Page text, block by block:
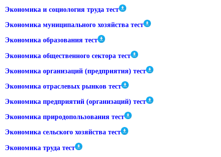
Экономика и социология труда тест
Экономика муниципального хозяйства тест
Экономика образования тест
Экономика общественного сектора тест
Экономика организаций (предприятия) тест
Экономика отраслевых рынков тест
Экономика предприятий (организаций) тест
Экономика природопользования тест
Экономика сельского хозяйства тест
Экономика труда тест